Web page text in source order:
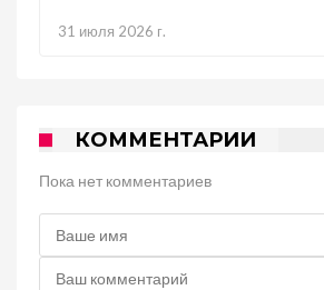
31 июля 2026 г.
КОММЕНТАРИИ
Пока нет комментариев